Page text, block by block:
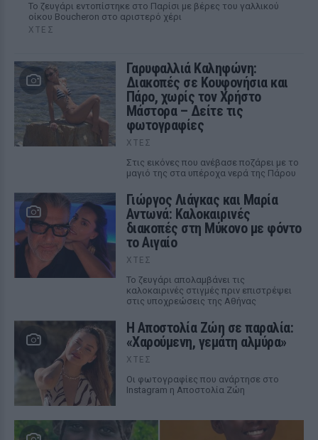
Το ζευγάρι εντοπίστηκε στο Παρίσι με βέρες του γαλλικού
οίκου Boucheron στο αριστερό χέρι
ΧΤΕΣ
Γαρυφαλλιά Καληφώνη:
Διακοπές σε Κουφονήσια και
Πάρο, χωρίς τον Χρήστο
Μάστορα – Δείτε τις
φωτογραφίες
ΧΤΕΣ
Στις εικόνες που ανέβασε ποζάρει με το
μαγιό της στα υπέροχα νερά της Πάρου
Γιώργος Λιάγκας και Μαρία
Αντωνά: Καλοκαιρινές
διακοπές στη Μύκονο με φόντο
το Αιγαίο
ΧΤΕΣ
Το ζευγάρι απολαμβάνει τις
καλοκαιρινές στιγμές πριν επιστρέψει
στις υποχρεώσεις της Αθήνας
Η Αποστολία Ζώη σε παραλία:
«Χαρούμενη, γεμάτη αλμύρα»
ΧΤΕΣ
Οι φωτογραφίες που ανάρτησε στο
Instagram η Αποστολία Ζώη